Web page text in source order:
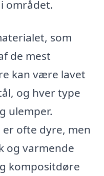
området.
som
de mest
kan være lavet
og hver type
ulemper.
ofte dyre, men
og varmende
kompositdøre